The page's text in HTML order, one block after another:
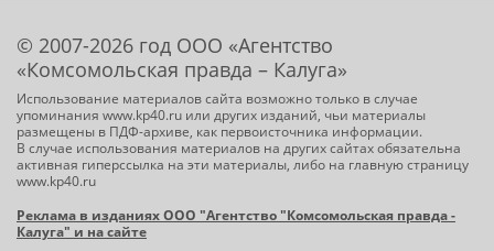
© 2007-2026 год ООО «Агентство
«Комсомольская правда – Калуга»
Использование материалов сайта возможно только в случае
упоминания www.kp40.ru или других изданий, чьи материалы
размещены в ПДФ-архиве, как первоисточника информации.
В случае использования материалов на других сайтах обязательна
активная гиперссылка на эти материалы, либо на главную страницу
www.kp40.ru
Реклама в изданиях ООО "Агентство "Комсомольская правда -
Калуга" и на сайте